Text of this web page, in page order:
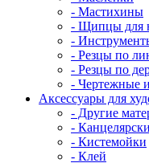
- Мастихины
- Щипцы для
-
- Резцы по
- Резцы по
- Чертежные
Аксессуары для
- Другие
-
- Кистемойки
- Клей